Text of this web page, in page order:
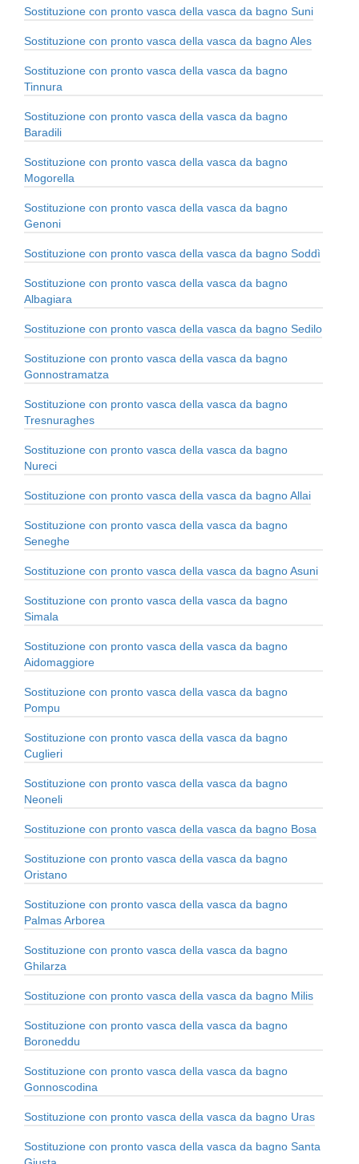
Sostituzione con pronto vasca della vasca da bagno Suni
Sostituzione con pronto vasca della vasca da bagno Ales
Sostituzione con pronto vasca della vasca da bagno
Tinnura
Sostituzione con pronto vasca della vasca da bagno
Baradili
Sostituzione con pronto vasca della vasca da bagno
Mogorella
Sostituzione con pronto vasca della vasca da bagno
Genoni
Sostituzione con pronto vasca della vasca da bagno Soddì
Sostituzione con pronto vasca della vasca da bagno
Albagiara
Sostituzione con pronto vasca della vasca da bagno Sedilo
Sostituzione con pronto vasca della vasca da bagno
Gonnostramatza
Sostituzione con pronto vasca della vasca da bagno
Tresnuraghes
Sostituzione con pronto vasca della vasca da bagno
Nureci
Sostituzione con pronto vasca della vasca da bagno Allai
Sostituzione con pronto vasca della vasca da bagno
Seneghe
Sostituzione con pronto vasca della vasca da bagno Asuni
Sostituzione con pronto vasca della vasca da bagno
Simala
Sostituzione con pronto vasca della vasca da bagno
Aidomaggiore
Sostituzione con pronto vasca della vasca da bagno
Pompu
Sostituzione con pronto vasca della vasca da bagno
Cuglieri
Sostituzione con pronto vasca della vasca da bagno
Neoneli
Sostituzione con pronto vasca della vasca da bagno Bosa
Sostituzione con pronto vasca della vasca da bagno
Oristano
Sostituzione con pronto vasca della vasca da bagno
Palmas Arborea
Sostituzione con pronto vasca della vasca da bagno
Ghilarza
Sostituzione con pronto vasca della vasca da bagno Milis
Sostituzione con pronto vasca della vasca da bagno
Boroneddu
Sostituzione con pronto vasca della vasca da bagno
Gonnoscodina
Sostituzione con pronto vasca della vasca da bagno Uras
Sostituzione con pronto vasca della vasca da bagno Santa